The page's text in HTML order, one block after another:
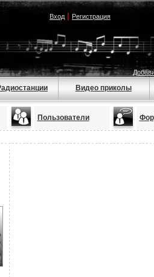
Вход| Регистрация
Видео приколы
Пользователи